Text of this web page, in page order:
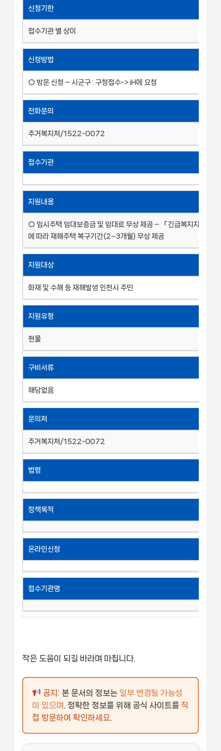
신청기한
접수기관 별 상이
신청방법
○ 방문 신청 – 시군구 : 구청접수-> iH에 요청
전화문의
주거복지처/1522-0072
접수기관
지원내용
○ 임시주택 임대보증금 및 임대료 무상 제공 – 「긴급복지지원법
에 따라 재해주택 복구기간(2~3개월) 무상 제공
지원대상
화재 및 수해 등 재해발생 인천시 주민
지원유형
현물
구비서류
해당없음
문의처
주거복지처/1522-0072
법령
정책목적
온라인신청
접수기관명
작은 도움이 되길 바라며 마칩니다.
공지: 본 문서의 정보는 일부 변경될 가능성
이 있으며
. 정확한 정보를 위해 공식 사이트를 직
접 방문하여 확인하세요